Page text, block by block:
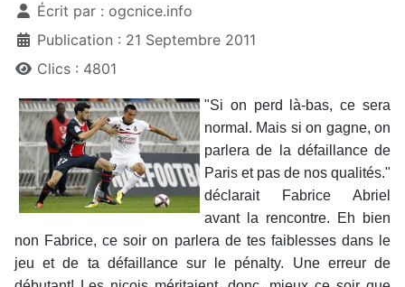
Écrit par : ogcnice.info
Publication : 21 Septembre 2011
Clics : 4801
"Si on perd là-bas, ce sera
normal. Mais si on gagne, on
parlera de la défaillance de
Paris et pas de nos qualités."
déclarait Fabrice Abriel
avant la rencontre. Eh bien
non Fabrice, ce soir on parlera de tes faiblesses dans le
jeu et de ta défaillance sur le pénalty. Une erreur de